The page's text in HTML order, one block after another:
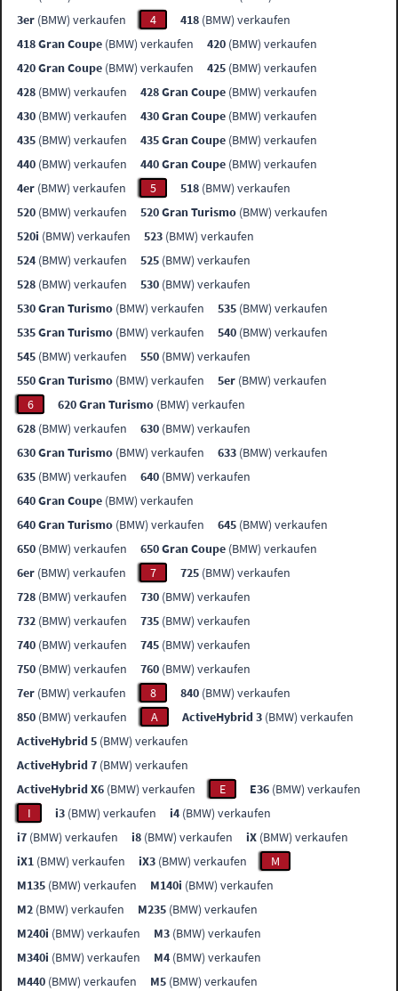
3er (BMW) verkaufen 4 418 (BMW) verkaufen
418 Gran Coupe (BMW) verkaufen 420 (BMW) verkaufen
420 Gran Coupe (BMW) verkaufen 425 (BMW) verkaufen
428 (BMW) verkaufen 428 Gran Coupe (BMW) verkaufen
430 (BMW) verkaufen 430 Gran Coupe (BMW) verkaufen
435 (BMW) verkaufen 435 Gran Coupe (BMW) verkaufen
440 (BMW) verkaufen 440 Gran Coupe (BMW) verkaufen
4er (BMW) verkaufen 5 518 (BMW) verkaufen
520 (BMW) verkaufen 520 Gran Turismo (BMW) verkaufen
520i (BMW) verkaufen 523 (BMW) verkaufen
524 (BMW) verkaufen 525 (BMW) verkaufen
528 (BMW) verkaufen 530 (BMW) verkaufen
530 Gran Turismo (BMW) verkaufen 535 (BMW) verkaufen
535 Gran Turismo (BMW) verkaufen 540 (BMW) verkaufen
545 (BMW) verkaufen 550 (BMW) verkaufen
550 Gran Turismo (BMW) verkaufen 5er (BMW) verkaufen
6
620 Gran Turismo (BMW) verkaufen
628 (BMW) verkaufen 630 (BMW) verkaufen
630 Gran Turismo (BMW) verkaufen 633 (BMW) verkaufen
635 (BMW) verkaufen 640 (BMW) verkaufen
640 Gran Coupe (BMW) verkaufen
640 Gran Turismo (BMW) verkaufen 645 (BMW) verkaufen
650 (BMW) verkaufen 650 Gran Coupe (BMW) verkaufen
6er (BMW) verkaufen 7 725 (BMW) verkaufen
728 (BMW) verkaufen 730 (BMW) verkaufen
732 (BMW) verkaufen 735 (BMW) verkaufen
740 (BMW) verkaufen 745 (BMW) verkaufen
750 (BMW) verkaufen 760 (BMW) verkaufen
7er (BMW) verkaufen 8 840 (BMW) verkaufen
850 (BMW) verkaufen A ActiveHybrid 3 (BMW) verkaufen
ActiveHybrid 5 (BMW) verkaufen
ActiveHybrid 7 (BMW) verkaufen
ActiveHybrid X6 (BMW) verkaufen E E36 (BMW) verkaufen
I
i3 (BMW) verkaufen i4 (BMW) verkaufen
i7 (BMW) verkaufen i8 (BMW) verkaufen iX (BMW) verkaufen
iX1 (BMW) verkaufen iX3 (BMW) verkaufen
M
M135 (BMW) verkaufen M140i (BMW) verkaufen
M2 (BMW) verkaufen M235 (BMW) verkaufen
M240i (BMW) verkaufen M3 (BMW) verkaufen
M340i (BMW) verkaufen M4 (BMW) verkaufen
M440 (BMW) verkaufen M5 (BMW) verkaufen